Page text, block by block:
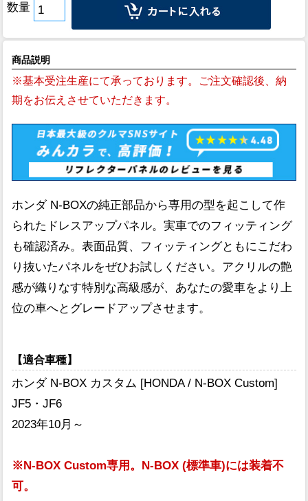
数量
商品説明
※基本受注生産にて承っております。ご注文確認後、納
期をお伝えさせていただきます。
ホンダ N-BOXの純正部品から専用の型を起こして作
られたドレスアップパネル。実車でのフィッティング
も確認済み。表面品質、フィッティングともにこだわ
り抜いたパネルをぜひお試しください。アクリルの艶
感が織りなす特別な高級感が、あなたの愛車をより上
位の車へとグレードアップさせます。
【適合車種】
ホンダ N-BOX カスタム [HONDA / N-BOX Custom]
JF5・JF6
2023年10月～
※N-BOX Custom専用。N-BOX (標準車)には装着不
可。